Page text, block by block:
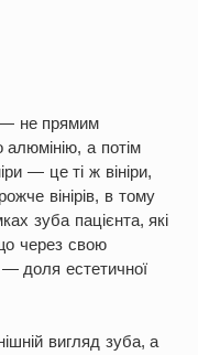
— не прямим
алюмінію, а потім
— це ті ж вініри,
вінірів, в тому
зуба пацієнта, які
через свою
— доля естетичної
вигляд зуба, а